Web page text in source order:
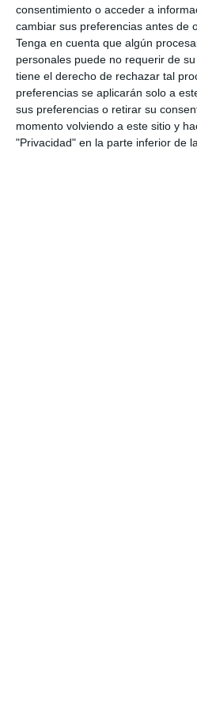
consentimiento o acceder a
cambiar sus preferencias antes de
Tenga en cuenta que algún
personales puede no requerir de
tiene el derecho de rechazar tal
preferencias se aplicarán solo a
sus preferencias o retirar su
momento volviendo a este sitio y
"Privacidad" en la parte inferior de